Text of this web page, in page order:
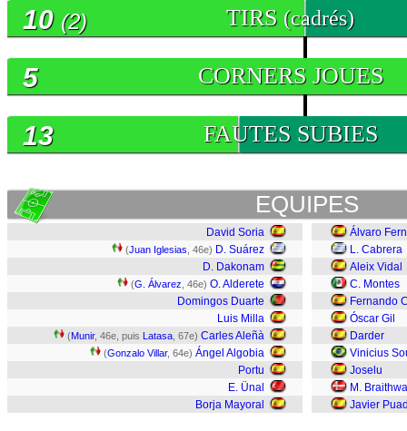
TIRS (cadrés)
10 (2)
CORNERS JOUES
5
FAUTES SUBIES
13
EQUIPES
David Soria
(Juan Iglesias , 46e) D. Suárez
D. Dakonam
(G. Álvarez , 46e) O. Alderete
Domingos Duarte
Luis Milla
(Munir, 46e, puis Latasa , 67e) Carles Aleñà
(Gonzalo Villar, 64e) Ángel Algobia
Portu
E. Ünal
Borja Mayoral
Álvaro
L. Cabrera
Aleix Vidal
C. Montes
Fernando
Óscar Gil
Darder
Vinicius
Joselu
M.
Javier